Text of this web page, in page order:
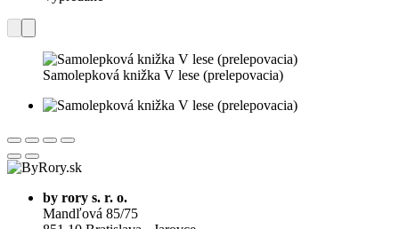
Samolepková knižka V lese (prelepovacia)
by rory s. r. o.
Mandľová 85/75